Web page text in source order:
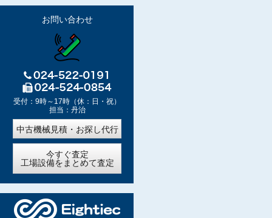
お問い合わせ
受付：9時～17時（休：日・祝）
担当：丹治
中古機械見積・お探し代行
今すぐ査定
工場設備をまとめて査定